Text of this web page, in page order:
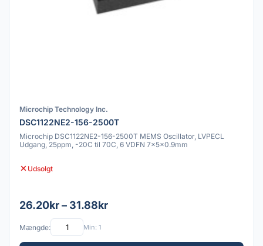
Microchip Technology Inc.
DSC1122NE2-156-2500T
Microchip DSC1122NE2-156-2500T MEMS Oscillator, LVPECL
Udgang, 25ppm, -20C til 70C, 6 VDFN 7x5x0.9mm
Udsolgt
26.20kr – 31.88kr
Mængde: Min: 1